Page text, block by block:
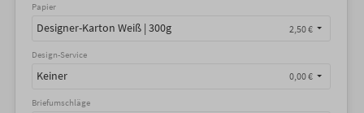
Papier
Designer-Karton Weiß | 300g 2,50 €
Design-Service
Keiner 0,00 €
Briefumschläge